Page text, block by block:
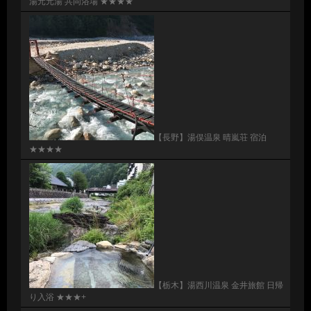
【長野】湯俣温泉 晴嵐荘 宿泊
★★★★
【栃木】湯西川温泉 金井旅館 日帰
り入浴 ★★★+